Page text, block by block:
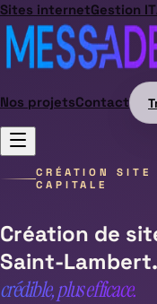
Sites internetGestion IT
Nos projetsContact
CRÉATION SITE
CAPITALE
Création de
Saint-Lambert.
crédible, plus efficace.